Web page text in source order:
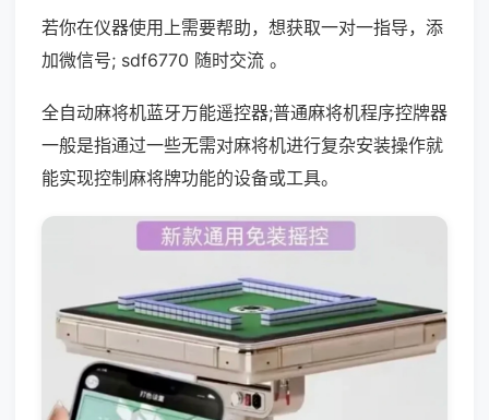
若你在仪器使用上需要帮助，想获取一对一指导，添
加微信号; sdf6770 随时交流 。
全自动麻将机蓝牙万能遥控器;普通麻将机程序控牌器
一般是指通过一些无需对麻将机进行复杂安装操作就
能实现控制麻将牌功能的设备或工具。